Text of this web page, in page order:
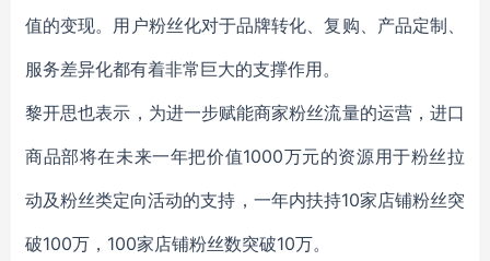
值的变现。用户粉丝化对于品牌转化、复购、产品定制、
服务差异化都有着非常巨大的支撑作用。
黎开思也表示，为进一步赋能商家粉丝流量的运营，进口
商品部将在未来一年把价值1000万元的资源用于粉丝拉
动及粉丝类定向活动的支持，一年内扶持10家店铺粉丝突
破100万，100家店铺粉丝数突破10万。